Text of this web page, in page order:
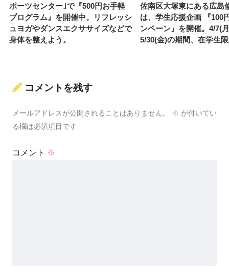
ポーツセンター｣で『500円お手軽
プログラム』を開催中。リフレッシ
ュヨガやダンスエクササイズなどで
身体を整えよう。
佐南区大塚東にある広島
は、学生応援企画 『100
ンペーン』を開催。4/7(
5/30(金)の期間、在学生
コメントを残す
メールアドレスが公開されることはありません。 ※ が付いてい
る欄は必須項目です
コメント ※